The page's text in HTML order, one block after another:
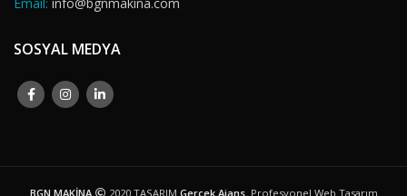
SOSYAL MEDYA
BGN MAKİNA 2020 TASARIM Gerçek Ajans. Profesyonel Web Tasarım